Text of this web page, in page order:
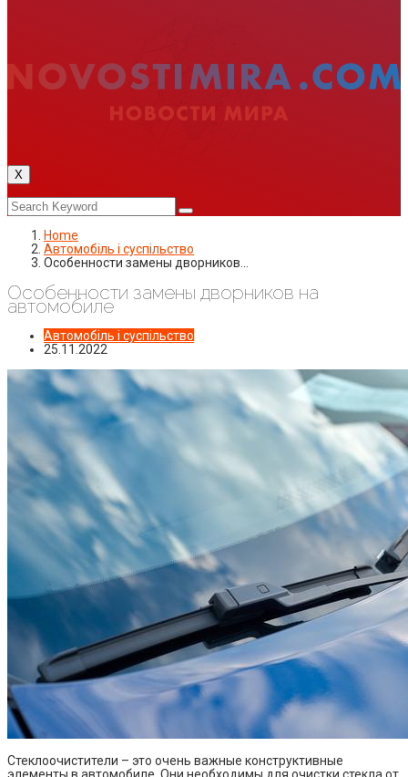
X
Home
Автомобіль і суспільство
Особенности замены дворников…
Особенности замены дворников на
автомобиле
Автомобіль і суспільство
25.11.2022
Стеклоочистители – это очень важные конструктивные
элементы в автомобиле. Они необходимы для очистки стекла от